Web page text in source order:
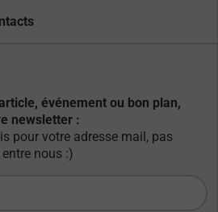
événement ou bon plan,
newsletter :
pour votre adresse mail, pas
entre nous :)